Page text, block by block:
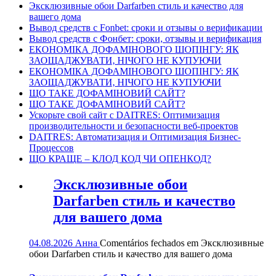
Эксклюзивные обои Darfarben стиль и качество для
вашего дома
Вывод средств с Fonbet: сроки и отзывы о верификации
Вывод средств с Фонбет: сроки, отзывы и верификация
ЕКОНОМІКА ДОФАМІНОВОГО ШОПІНГУ: ЯК
ЗАОЩАДЖУВАТИ, НІЧОГО НЕ КУПУЮЧИ
ЕКОНОМІКА ДОФАМІНОВОГО ШОПІНГУ: ЯК
ЗАОЩАДЖУВАТИ, НІЧОГО НЕ КУПУЮЧИ
ЩО ТАКЕ ДОФАМІНОВИЙ САЙТ?
ЩО ТАКЕ ДОФАМІНОВИЙ САЙТ?
Ускорьте свой сайт с DAITRES: Оптимизация
производительности и безопасности веб-проектов
DAITRES: Автоматизация и Оптимизация Бизнес-
Процессов
ЩО КРАЩЕ – КЛОД КОД ЧИ ОПЕНКОД?
Эксклюзивные обои
Darfarben стиль и качество
для вашего дома
04.08.2026 Анна Comentários fechados em Эксклюзивные
обои Darfarben стиль и качество для вашего дома